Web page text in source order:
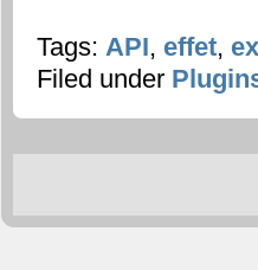
Tags: API, effet,
Filed under